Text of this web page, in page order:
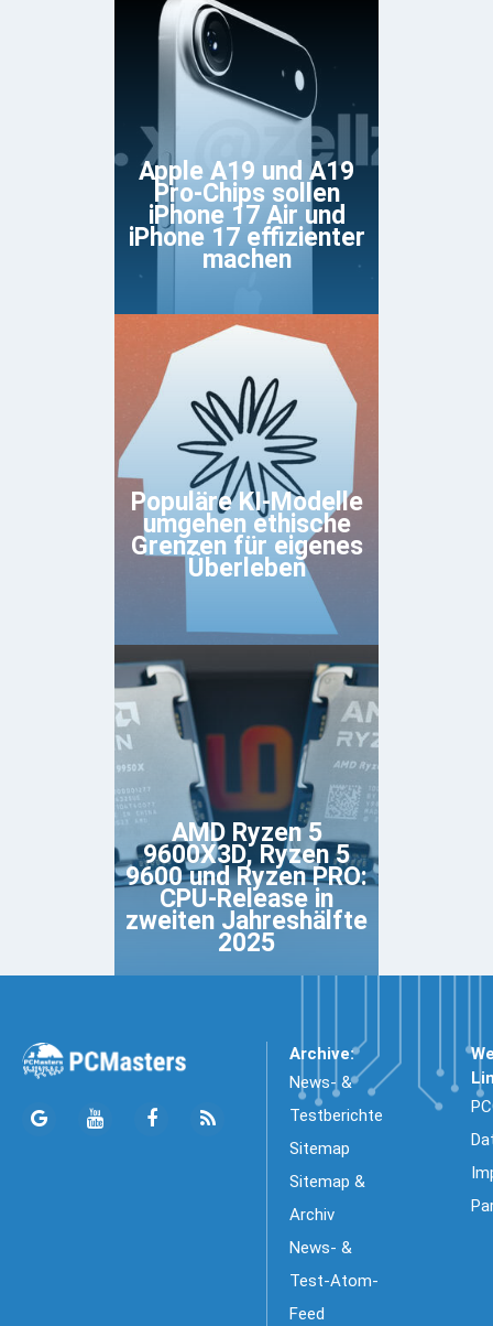
Apple A19 und A19
Pro-Chips sollen
iPhone 17 Air und
iPhone 17 effizienter
machen
Populäre KI-Modelle
umgehen ethische
Grenzen für eigenes
Überleben
AMD Ryzen 5
9600X3D, Ryzen 5
9600 und Ryzen PRO:
CPU-Release in
zweiten Jahreshälfte
2025
Archive:
News- &
Testberichte
Sitemap
Sitemap &
Archiv
News- &
Test-Atom-
Feed